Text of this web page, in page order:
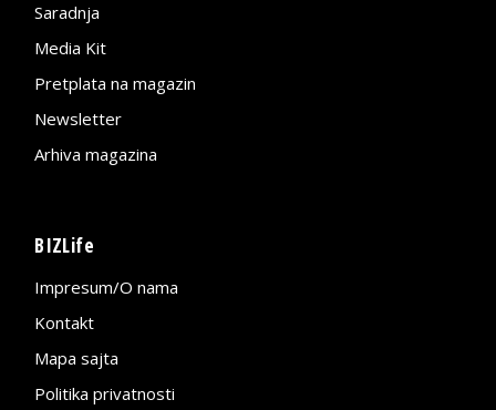
Saradnja
Media Kit
Pretplata na magazin
Newsletter
Arhiva magazina
BIZLife
Impresum/O nama
Kontakt
Mapa sajta
Politika privatnosti